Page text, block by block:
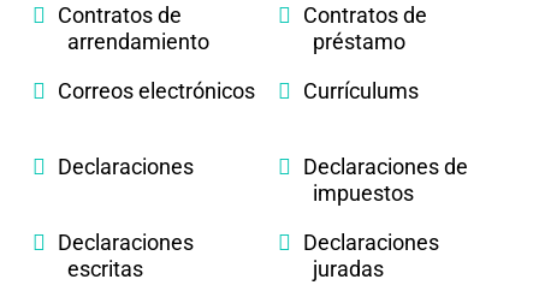
Contratos de
arrendamiento
Contratos de
préstamo
Correos electrónicos
Currículums
Declaraciones
Declaraciones de
impuestos
Declaraciones
escritas
Declaraciones
juradas